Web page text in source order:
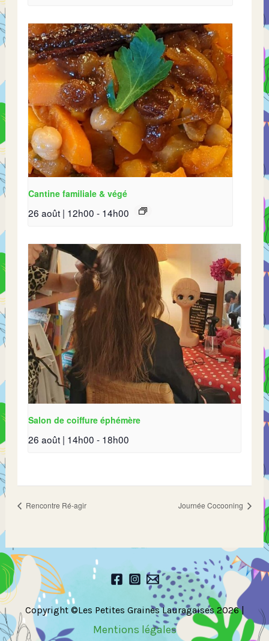
Cantine familiale & végé
26 août | 12h00 - 14h00
Salon de coiffure éphémère
26 août | 14h00 - 18h00
Rencontre Ré-agir Journée Cocooning
Copyright ©Les Petites Graines Lauragaises 2026 |
Mentions légales